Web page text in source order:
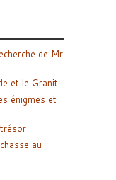
de Mr
et le Granit
énigmes et
au